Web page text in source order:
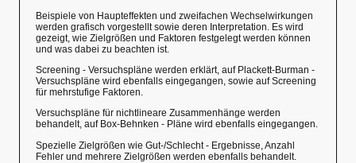
Beispiele von Haupteffekten und zweifachen Wechselwirkungen
werden grafisch vorgestellt sowie deren Interpretation. Es wird
gezeigt, wie Zielgrößen und Faktoren festgelegt werden können
und was dabei zu beachten ist.
Screening - Versuchspläne werden erklärt, auf Plackett-Burman -
Versuchspläne wird ebenfalls eingegangen, sowie auf Screening
für mehrstufige Faktoren.
Versuchspläne für nichtlineare Zusammenhänge werden
behandelt, auf Box-Behnken - Pläne wird ebenfalls eingegangen.
Spezielle Zielgrößen wie Gut-/Schlecht - Ergebnisse, Anzahl
Fehler und mehrere Zielgrößen werden ebenfalls behandelt.